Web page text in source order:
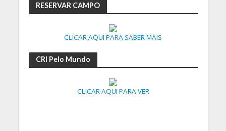
RESERVAR CAMPO
CLICAR AQUI PARA SABER MAIS
CRI Pelo Mundo
CLICAR AQUI PARA VER